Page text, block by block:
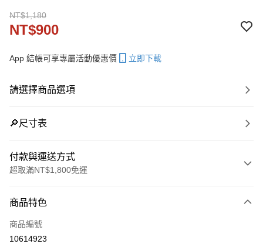
NT$1,180
NT$900
App 結帳可享專屬活動優惠價 立即下載
請選擇商品選項
🔎尺寸表
付款與運送方式
超取滿NT$1,800免運
信用卡一次付款
LINE Pay
商品特色
商品編號
10614923